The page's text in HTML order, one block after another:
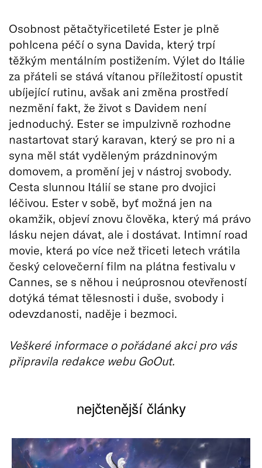
Osobnost pětačtyřicetileté Ester je plně
pohlcena péčí o syna Davida, který trpí
těžkým mentálním postižením. Výlet do Itálie
za přáteli se stává vítanou příležitostí opustit
ubíjející rutinu, avšak ani změna prostředí
nezmění fakt, že život s Davidem není
jednoduchý. Ester se impulzivně rozhodne
nastartovat starý karavan, který se pro ni a
syna měl stát vyděleným prázdninovým
domovem, a promění jej v nástroj svobody.
Cesta slunnou Itálií se stane pro dvojici
léčivou. Ester v sobě, byť možná jen na
okamžik, objeví znovu člověka, který má právo
lásku nejen dávat, ale i dostávat. Intimní road
movie, která po více než třiceti letech vrátila
český celovečerní film na plátna festivalu v
Cannes, se s něhou i neúprosnou otevřeností
dotýká témat tělesnosti i duše, svobody i
odevzdanosti, naděje i bezmoci.
Veškeré informace o pořádané akci pro vás
připravila redakce webu GoOut.
nejčtenější články